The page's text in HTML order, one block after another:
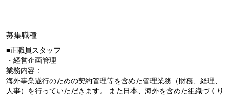
募集職種
■正職員スタッフ
・経営企画管理
業務内容：
海外事業遂行のための契約管理等を含めた管理業務（財務、経理、
人事）を行っていただきます。 また日本、海外を含めた組織づくり